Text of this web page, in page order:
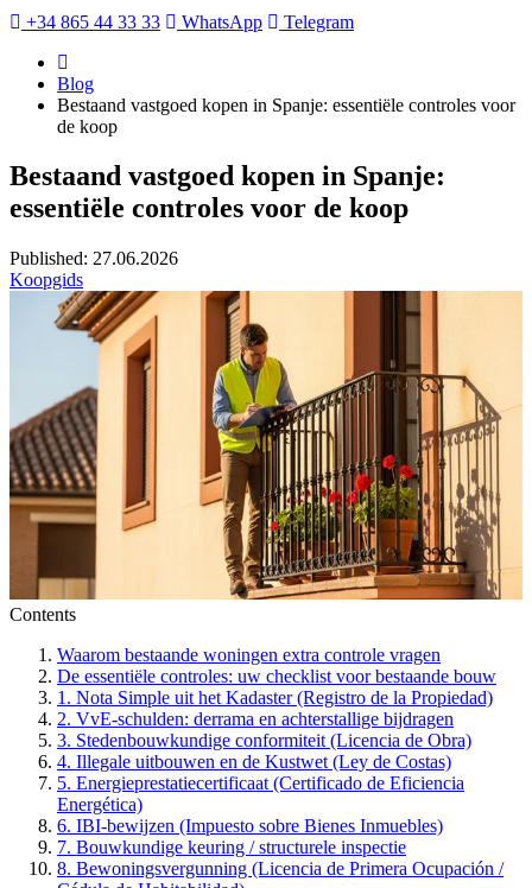
+34 865 44 33 33
WhatsApp Telegram
Blog
Bestaand vastgoed kopen in Spanje: essentiële controles voor
de koop
Bestaand vastgoed kopen in Spanje:
essentiële controles voor de koop
Published: 27.06.2026
Koopgids
Contents
Waarom bestaande woningen extra controle vragen
De essentiële controles: uw checklist voor bestaande bouw
1. Nota Simple uit het Kadaster (Registro de la Propiedad)
2. VvE-schulden: derrama en achterstallige bijdragen
3. Stedenbouwkundige conformiteit (Licencia de Obra)
4. Illegale uitbouwen en de Kustwet (Ley de Costas)
5. Energieprestatiecertificaat (Certificado de Eficiencia
Energética)
6. IBI-bewijzen (Impuesto sobre Bienes Inmuebles)
7. Bouwkundige keuring / structurele inspectie
8. Bewoningsvergunning (Licencia de Primera Ocupación /